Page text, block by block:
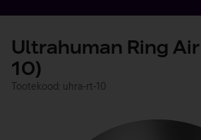
Ultrahuman Ring
10)
Tootekood: uhra-rt-10